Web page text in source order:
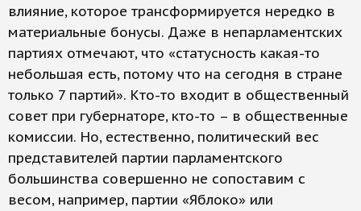
влияние, которое трансформируется нередко в
материальные бонусы. Даже в непарламентских
партиях отмечают, что «статусность какая-то
небольшая есть, потому что на сегодня в стране
только 7 партий». Кто-то входит в общественный
совет при губернаторе, кто-то – в общественные
комиссии. Но, естественно, политический вес
представителей партии парламентского
большинства совершенно не сопоставим с
весом, например, партии «Яблоко» или